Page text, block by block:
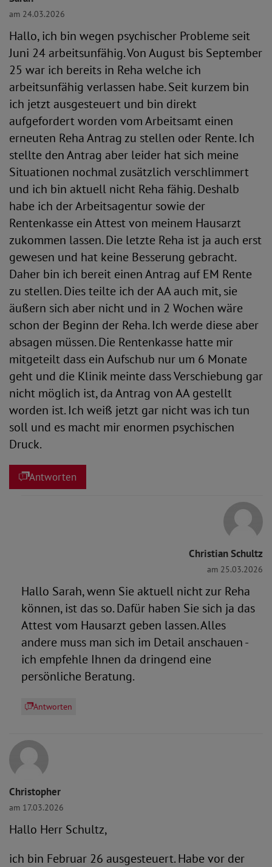
am 24.03.2026
Hallo, ich bin wegen psychischer Probleme seit
Juni 24 arbeitsunfähig. Von August bis September
25 war ich bereits in Reha welche ich
arbeitsunfähig verlassen habe. Seit kurzem bin
ich jetzt ausgesteuert und bin direkt
aufgefordert worden vom Arbeitsamt einen
erneuten Reha Antrag zu stellen oder Rente. Ich
stellte den Antrag aber leider hat sich meine
Situationen nochmal zusätzlich verschlimmert
und ich bin aktuell nicht Reha fähig. Deshalb
habe ich der Arbeitsagentur sowie der
Rentenkasse ein Attest von meinem Hausarzt
zukommen lassen. Die letzte Reha ist ja auch erst
gewesen und hat keine Besserung gebracht.
Daher bin ich bereit einen Antrag auf EM Rente
zu stellen. Dies teilte ich der AA auch mit, sie
äußern sich aber nicht und in 2 Wochen wäre
schon der Beginn der Reha. Ich werde diese aber
absagen müssen. Die Rentenkasse hatte mir
mitgeteilt dass ein Aufschub nur um 6 Monate
geht und die Klinik meinte dass Verschiebung gar
nicht möglich ist, da Antrag von AA gestellt
worden ist. Ich weiß jetzt gar nicht was ich tun
soll und es macht mir enormen psychischen
Druck.
Antworten
Christian Schultz
am 25.03.2026
Hallo Sarah, wenn Sie aktuell nicht zur Reha
können, ist das so. Dafür haben Sie sich ja das
Attest vom Hausarzt geben lassen. Alles
andere muss man sich im Detail anschauen -
ich empfehle Ihnen da dringend eine
persönliche Beratung.
Antworten
Christopher
am 17.03.2026
Hallo Herr Schultz,
ich bin Februar 26 ausgesteuert. Habe vor der